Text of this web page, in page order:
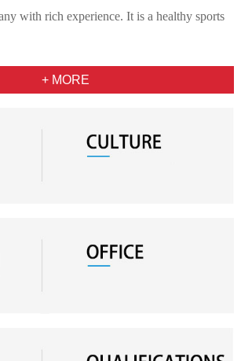
with rich experience. It is a healthy sports
+ MORE